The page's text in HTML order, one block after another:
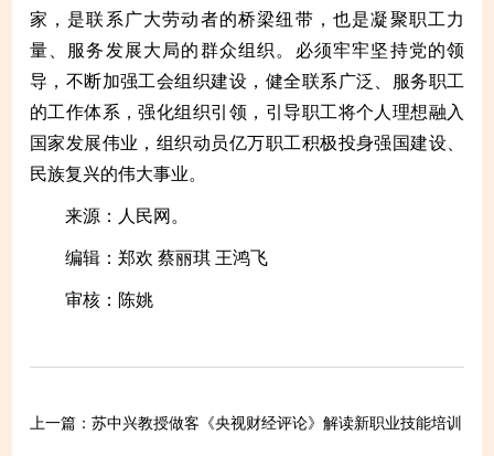
家，是联系广大劳动者的桥梁纽带，也是凝聚职工力
量、服务发展大局的群众组织。必须牢牢坚持党的领
导，不断加强工会组织建设，健全联系广泛、服务职工
的工作体系，强化组织引领，引导职工将个人理想融入
国家发展伟业，组织动员亿万职工积极投身强国建设、
民族复兴的伟大事业。
来源：人民网。
编辑：郑欢 蔡丽琪 王鸿飞
审核：陈姚
上一篇： 苏中兴教授做客《央视财经评论》解读新职业技能培训